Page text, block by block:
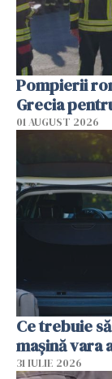
Pompierii
Grecia
01 AUGUST 2026
Ce trebuie
mașină vara
31 IULIE 2026